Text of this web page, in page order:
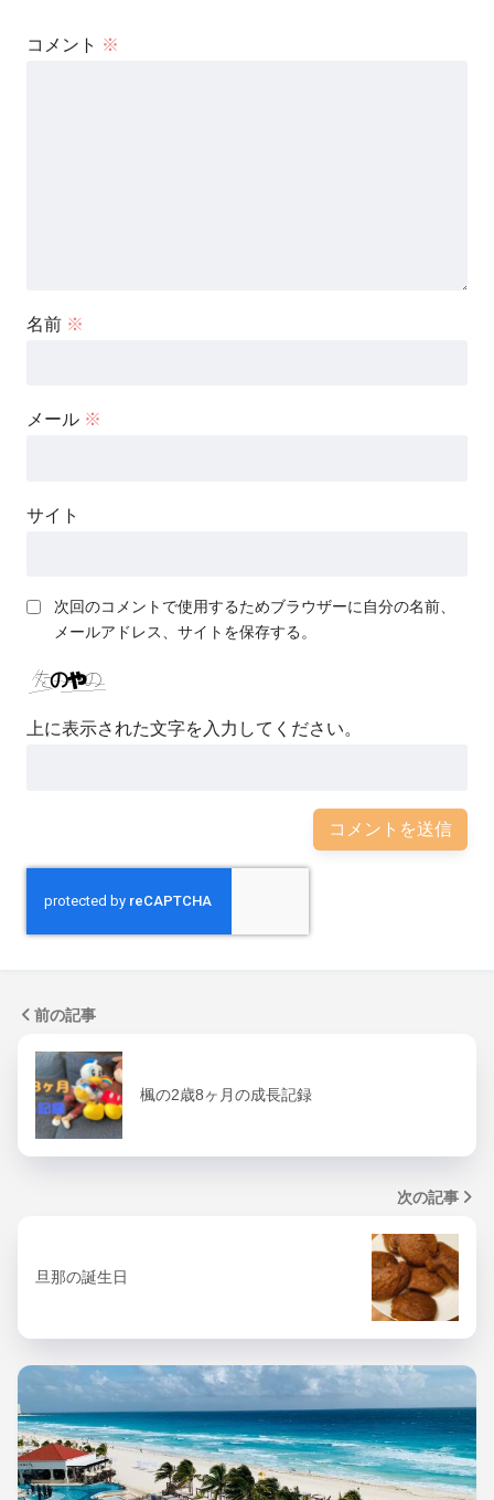
コメント ※
名前 ※
メール ※
サイト
次回のコメントで使用するためブラウザーに自分の名前、
メールアドレス、サイトを保存する。
上に表示された文字を入力してください。
前の記事
楓の2歳8ヶ月の成長記録
次の記事
旦那の誕生日